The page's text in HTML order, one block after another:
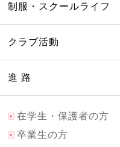
制服・スクールライフ
クラブ活動
進 路
在学生・保護者の方
卒業生の方